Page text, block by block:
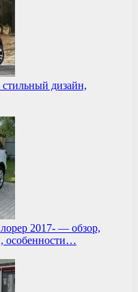
дизайн,
2017- — обзор,
особенности…